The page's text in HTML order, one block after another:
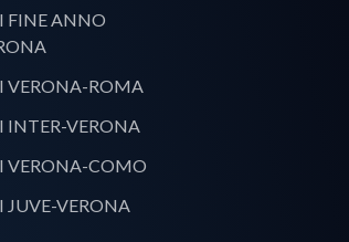
FINE ANNO
VERONA-ROMA
INTER-VERONA
VERONA-COMO
JUVE-VERONA